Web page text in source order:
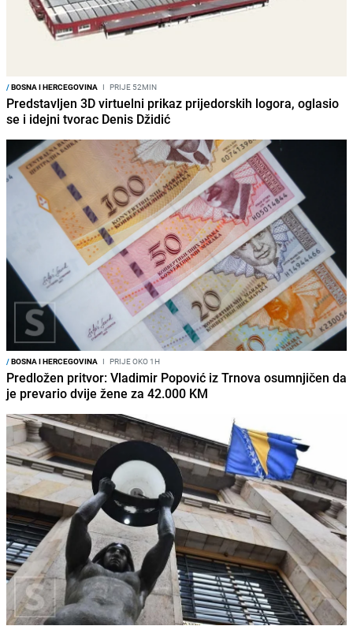
/BOSNA I HERCEGOVINA I PRIJE 52MIN
Predstavljen 3D virtuelni prikaz prijedorskih logora, oglasio
se i idejni tvorac Denis Džidić
/BOSNA I HERCEGOVINA I PRIJE OKO 1H
Predložen pritvor: Vladimir Popović iz Trnova osumnjičen da
je prevario dvije žene za 42.000 KM